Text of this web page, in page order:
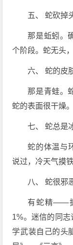
五、 蛇砍掉
那是蚯蚓。
个阶段。蛇无头，
六、 蛇的皮
那是青蛙。
蛇的表面很干燥。
七、 蛇总是
蛇的体温与
说过，冷天气摸
八、 蛇很邪
有蛇精——
1%。迷信的同
学武装自己的头